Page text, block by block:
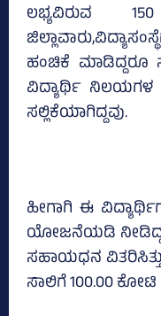
ಲಭ್ಯವಿರುವ
ಹಂಚಿಕೆ ಮಾಡಿದ್ದರೂ
ವಿದ್ಯಾರ್ಥಿ
ಸಲ್ಲಿಕೆಯಾಗಿದ್ದವು.
ಹೀಗಾಗಿ ಈ
ಯೋಜನೆಯಡಿ ನೀಡಿದ್ದ
ಸಹಾಯಧನ
ಸಾಲಿಗೆ 100.00 ಕೋಟಿ